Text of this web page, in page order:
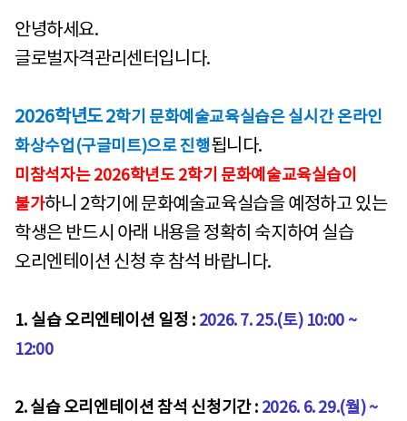
안녕하세요.
글로벌자격관리센터입니다.
2026학년도 2학기 문화예술교육실습은 실시간 온라인
화상수업(구글미트)으로 진행됩니다.
미참석자는2026학년도 2학기 문화예술교육실습이
불가하니 2학기에 문화예술교육실습을 예정하고 있는
학생은 반드시 아래 내용을 정확히 숙지하여 실습
오리엔테이션 신청 후 참석 바랍니다.
1. 실습 오리엔테이션 일정 : 2026. 7. 25.(토) 10:00 ~
12:00
2. 실습 오리엔테이션 참석 신청기간 : 2026. 6. 29.(월) ~